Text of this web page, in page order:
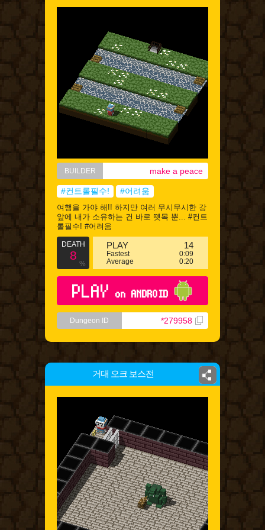
BUILDER make a peace
#컨트롤필수! #어려움
여행을 가야 해!! 하지만 여러 무시무시한 강
앞에 내가 소유하는 건 바로 뗏목 뿐... #컨트
롤필수! #어려움
DEATH
8
%
PLAY 14
Fastest
0:09
Average
0:20
PLAY on ANDROID
Dungeon ID *279958
거대 오크 보스전